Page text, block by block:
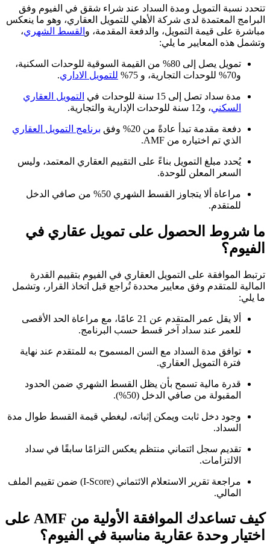
تتحدد نسبة التمويل ومدة السداد عند شراء شقق في الفيوم وفق
البرامج المعتمدة لدى شركة الأهلي للتمويل العقاري، وهو ما ينعكس
مباشرة على قيمة التمويل، والدفعة المقدمة، و القسط الشهري،
وتشمل هذه المعايير ما يلي:
تمويل يصل إلى 80% من القيمة السوقية للوحدات السكنية،
و70% للوحدات التجارية، و 75%
للتمويل الاداري.
مدة سداد تصل إلى 15 سنة للوحدات في
التمويل العقاري
السكني، و12 سنة للوحدات الإدارية والتجارية.
دفعة مقدمة تبدأ عادةً من 20% وفق
برنامج التمويل العقاري
الذي تم اختياره من AMF.
يُحدد مبلغ التمويل بناءً على التقييم العقاري المعتمد، وليس
السعر المعلن للوحدة.
مراعاة ألا يتجاوز القسط الشهري 50% من صافي الدخل
للمتقدم.
ما شروط الحصول على تمويل عقاري في
الفيوم؟
ترتبط الموافقة على التمويل العقاري في الفيوم بتقييم القدرة
المالية للمتقدم وفق معايير محددة تُراجع قبل اتخاذ القرار، وتشمل
ما يلي:
ألا يقل عمر المتقدم عن 21 عامًا، مع مراعاة الحد الأقصى
للعمر عند سداد آخر قسط حسب البرنامج.
توافق مدة السداد مع السن المسموح به للمتقدم عند نهاية
فترة التمويل العقاري.
قدرة مالية تسمح بأن يظل القسط الشهري ضمن الحدود
المقبولة من صافي الدخل (50%).
وجود دخل ثابت ويمكن إثباته، ليغطي قيمة القسط طوال مدة
السداد.
تقديم سجل ائتماني منتظم يعكس التزامًا سابقًا في سداد
الالتزامات.
مراجعة تقرير الاستعلام الائتماني (I-Score) ضمن تقييم الملف
المالي.
كيف تساعدك الموافقة الأولية من AMF على
اختيار وحدة عقارية مناسبة في الفيوم؟